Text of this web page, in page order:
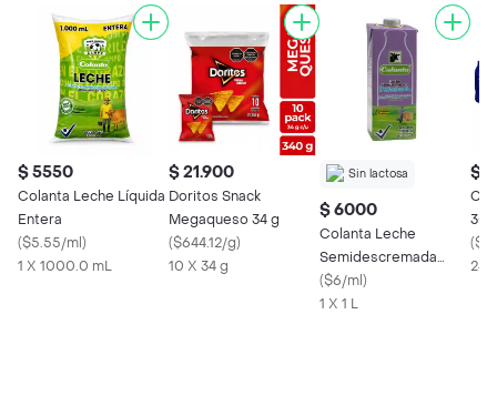
$ 5550
Colanta Leche Líquida
Entera
($5.55/ml)
1 X 1000.0 mL
$ 21.900
Doritos Snack
Megaqueso 34 g
($644.12/g)
10 X 34 g
Sin lactosa
$ 6000
Colanta Leche
Semidescremada
Deslactosada
($6/ml)
1 X 1 L
$
(
24